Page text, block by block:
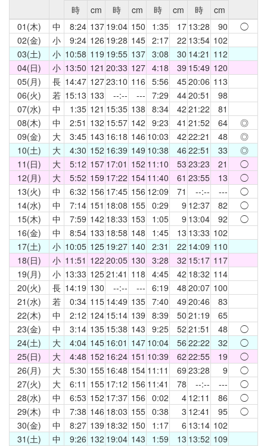
時
cm 時 cm 時 cm 時
cm
01(木)
中 8:24 137 19:04 150 1:35 17 13:28 90 ◯
02(金)
小 9:24 126 19:28 145 2:17 22 13:54 102
03(土)
小 10:58 119 19:55 137 3:08 30 14:21 112
04(日)
小 13:50 121 20:33 127 4:18 39 15:49 120
05(月)
長 14:47 12723:10 116 5:56 4520:06 113
06(火)
若 15:13 133 --:-- --- 7:29 4420:51 98
07(水)
中 1:35 121 15:35 138 8:34 42 21:22 81
08(木)
中 2:51 132 15:57 142 9:23 41 21:52 64 ◎
09(金)
大 3:45 143 16:18 146 10:03 42 22:21 48 ◎
10(土)
大 4:30 152 16:39 149 10:38 46 22:51 33 ◎
11(日)
大 5:12 157 17:01 152 11:10 53 23:23 21 ◯
12(月)
大 5:52 159 17:22 154 11:40 61 23:55 13 ◯
13(火)
中 6:32 156 17:45 156 12:09 71 --:-- --- ◯
14(水)
中 7:14 151 18:08 155 0:29 9 12:37 82 ◯
15(木)
中 7:59 142 18:33 153 1:05 9 13:04 92 ◯
16(金)
中 8:54 133 18:58 148 1:45 13 13:33 102
17(土)
小 10:05 125 19:27 140 2:31 22 14:09 110
18(日)
小 11:51 122 20:05 130 3:28 32 15:17 117
19(月)
小 13:33 12521:41 118 4:45 42 18:32 114
20(火)
長 14:19 130 --:-- --- 6:19 48 20:07 100
21(水)
若 0:34 115 14:49 135 7:40 49 20:46 83
22(木)
中 2:12 124 15:14 139 8:39 50 21:19 65
23(金)
中 3:14 135 15:38 143 9:25 52 21:51 48 ◯
24(土)
大 4:04 145 16:01 147 10:04 56 22:22 32 ◯
25(日)
大 4:48 152 16:24 151 10:39 62 22:55 19 ◯
26(月)
大 5:30 155 16:48 154 11:11 69 23:28 9 ◯
27(火)
大 6:11 155 17:12 156 11:41 78 --:-- --- ◯
28(水)
中 6:53 152 17:37 156 0:02 4 12:11 86 ◯
29(木)
中 7:38 146 18:03 155 0:38 3 12:41 95 ◯
30(金)
中 8:27 139 18:32 150 1:17 6 13:14 102
31(土)
中 9:26 132 19:04 143 1:59 13 13:52 109